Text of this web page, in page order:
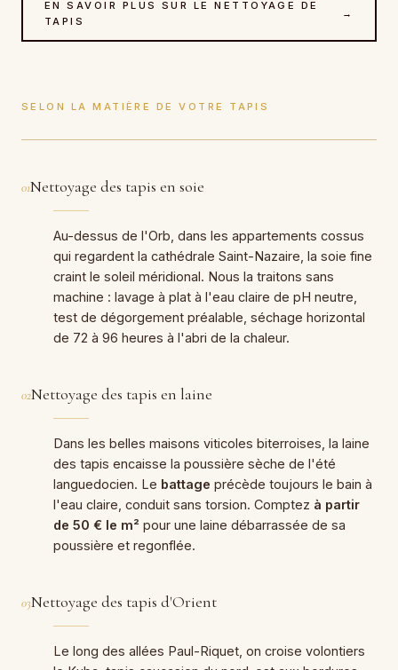
EN SAVOIR PLUS SUR LE NETTOYAGE DE
TAPIS
→
SELON LA MATIÈRE DE VOTRE TAPIS
01Nettoyage des tapis en soie
Au-dessus de l'Orb, dans les appartements cossus
qui regardent la cathédrale Saint-Nazaire, la soie fine
craint le soleil méridional. Nous la traitons sans
machine : lavage à plat à l'eau claire de pH neutre,
test de dégorgement préalable, séchage horizontal
de 72 à 96 heures à l'abri de la chaleur.
02Nettoyage des tapis en laine
Dans les belles maisons viticoles biterroises, la laine
des tapis encaisse la poussière sèche de l'été
languedocien. Le battage précède toujours le bain à
l'eau claire, conduit sans torsion. Comptez à partir
de 50 € le m² pour une laine débarrassée de sa
poussière et regonflée.
03Nettoyage des tapis d'Orient
Le long des allées Paul-Riquet, on croise volontiers